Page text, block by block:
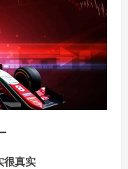
很真实